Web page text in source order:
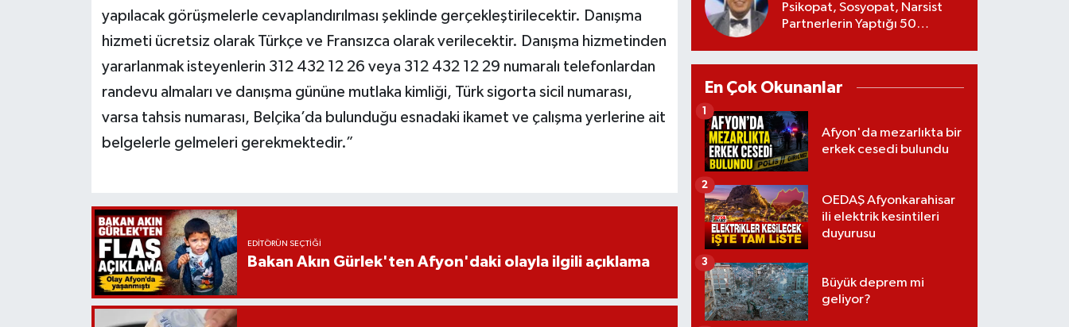
yapılacak görüşmelerle cevaplandırılması şeklinde gerçekleştirilecektir. Danışma
hizmeti ücretsiz olarak Türkçe ve Fransızca olarak verilecektir. Danışma hizmetinden
yararlanmak isteyenlerin 312 432 12 26 veya 312 432 12 29 numaralı telefonlardan
randevu almaları ve danışma gününe mutlaka kimliği, Türk sigorta sicil numarası,
varsa tahsis numarası, Belçika’da bulunduğu esnadaki ikamet ve çalışma yerlerine ait
belgelerle gelmeleri gerekmektedir.”
EDITÖRÜN SEÇTIĞI
Bakan Akın Gürlek'ten Afyon'daki olayla ilgili açıklama
Psikopat, Sosyopat, Narsist
Partnerlerin Yaptığı 50
En Çok Okunanlar
Afyon'da mezarlıkta bir
erkek cesedi bulundu
1
OEDAŞ Afyonkarahisar
ili elektrik kesintileri
duyurusu
2
Büyük deprem mi
geliyor?
3